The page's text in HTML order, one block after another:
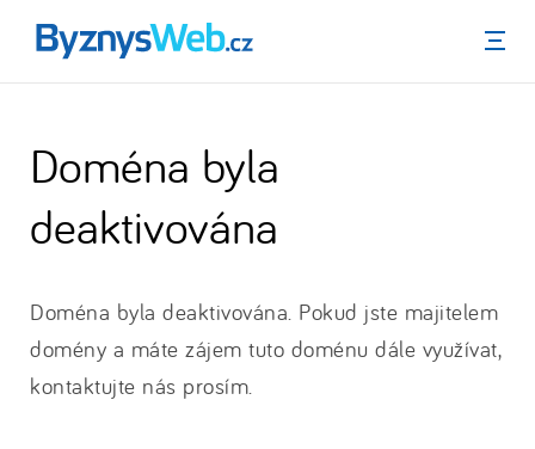
Menu
Doména byla
deaktivována
Doména byla deaktivována. Pokud jste majitelem
domény a máte zájem tuto doménu dále využívat,
kontaktujte nás prosím.